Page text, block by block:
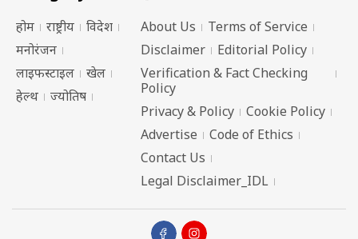
होम राष्ट्रीय
विदेश
मनोरंजन
लाइफस्टाइल
खेल
हेल्थ
ज्योतिष
About Us
Terms of Service
Disclaimer
Editorial Policy
Verification & Fact Checking
Policy
Privacy & Policy
Cookie Policy
Advertise
Code of Ethics
Contact Us
Legal Disclaimer_IDL